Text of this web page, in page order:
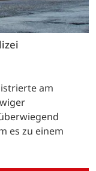
am
es zu einem